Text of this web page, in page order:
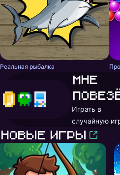
Реальная рыбалка
Мне
Играть в
случайную
Новые игры